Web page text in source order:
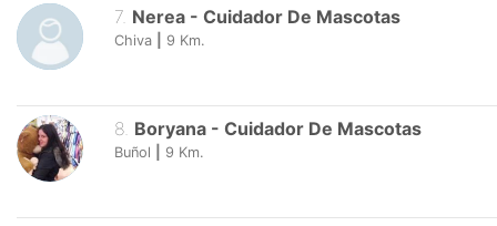
7. Nerea - Cuidador De Mascotas
Chiva 9 Km.
8. Boryana - Cuidador De Mascotas
Buñol 9 Km.